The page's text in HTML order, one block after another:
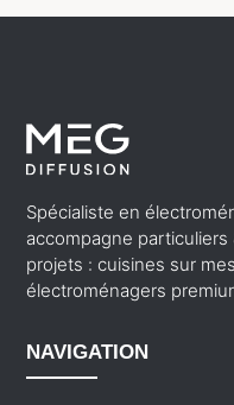
Spécialiste en
accompagne
projets : cuisines sur
électroménagers
NAVIGATION